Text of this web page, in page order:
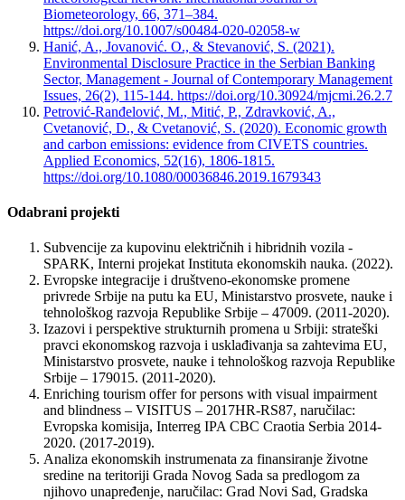
Biometeorology, 66, 371–384.
https://doi.org/10.1007/s00484-020-02058-w
Hanić, A., Jovanović. O., & Stevanović, S. (2021).
Environmental Disclosure Practice in the Serbian Banking
Sector, Management - Journal of Contemporary Management
Issues, 26(2), 115-144. https://doi.org/10.30924/mjcmi.26.2.7
Petrović-Ranđelović, M., Mitić, P., Zdravković, A.,
Cvetanović, D., & Cvetanović, S. (2020). Economic growth
and carbon emissions: evidence from CIVETS countries.
Applied Economics, 52(16), 1806-1815.
https://doi.org/10.1080/00036846.2019.1679343
Odabrani projekti
Subvencije za kupovinu električnih i hibridnih vozila -
SPARK, Interni projekat Instituta ekonomskih nauka. (2022).
Evropske integracije i društveno-ekonomske promene
privrede Srbije na putu ka EU, Ministarstvo prosvete, nauke i
tehnološkog razvoja Republike Srbije – 47009. (2011-2020).
Izazovi i perspektive strukturnih promena u Srbiji: strateški
pravci ekonomskog razvoja i usklađivanja sa zahtevima EU,
Ministarstvo prosvete, nauke i tehnološkog razvoja Republike
Srbije – 179015. (2011-2020).
Enriching tourism offer for persons with visual impairment
and blindness – VISITUS – 2017HR-RS87, naručilac:
Evropska komisija, Interreg IPA CBC Craotia Serbia 2014-
2020. (2017-2019).
Analiza ekonomskih instrumenata za finansiranje životne
sredine na teritoriji Grada Novog Sada sa predlogom za
njihovo unapređenje, naručilac: Grad Novi Sad, Gradska